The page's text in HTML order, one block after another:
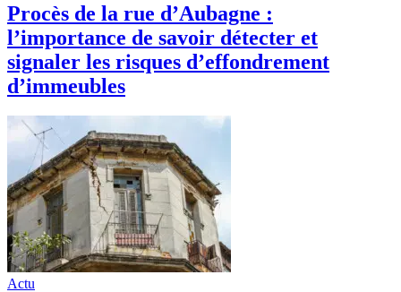
Procès de la rue d’Aubagne :
l’importance de savoir détecter et
signaler les risques d’effondrement
d’immeubles
Actu